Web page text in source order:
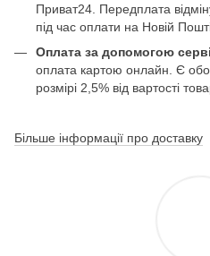
Приват24. Передплата
під час оплати на Новій
Оплата за допомогою
оплата картою онлайн. Є
розмірі 2,5% від вартості
Більше інформації про доставку